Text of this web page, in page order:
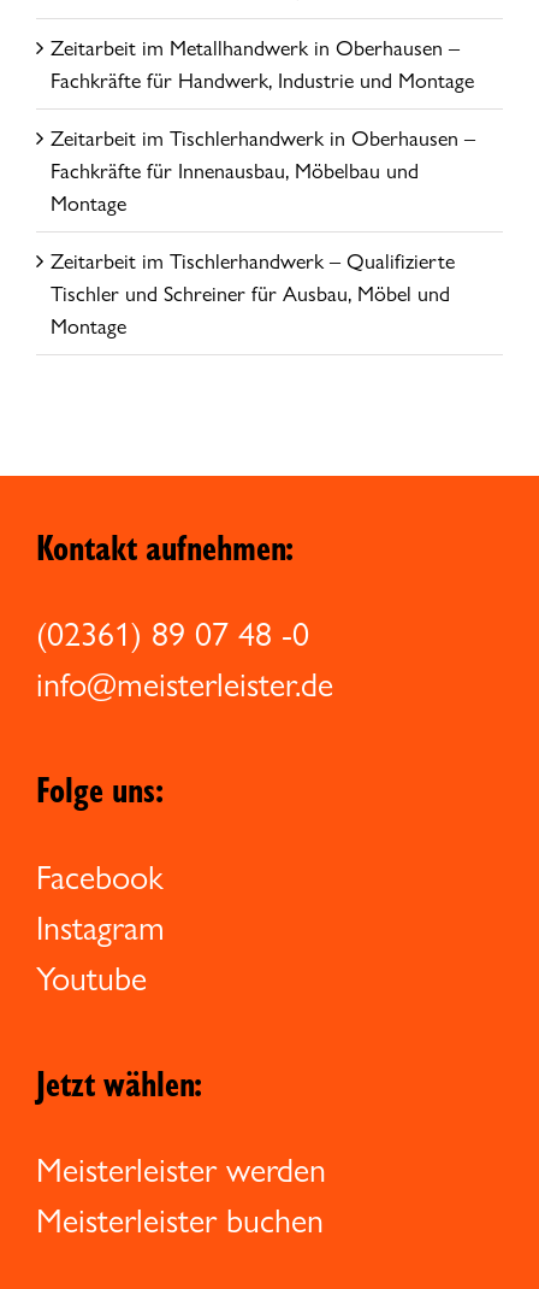
Zeitarbeit im Metallhandwerk in Oberhausen –
Fachkräfte für Handwerk, Industrie und Montage
Zeitarbeit im Tischlerhandwerk in Oberhausen –
Fachkräfte für Innenausbau, Möbelbau und
Montage
Zeitarbeit im Tischlerhandwerk – Qualifizierte
Tischler und Schreiner für Ausbau, Möbel und
Montage
Kontakt aufnehmen:
(02361) 89 07 48 -0
info@meisterleister.de
Folge uns:
Facebook
Instagram
Youtube
Jetzt wählen:
Meisterleister werden
Meisterleister buchen